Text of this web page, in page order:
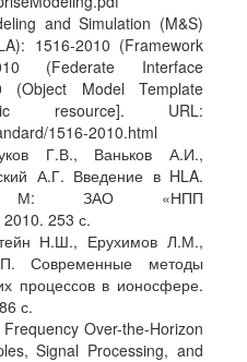
and Simulation (M&S)
1516-2010 (Framework
(Federate Interface
(Object Model Template
resource]. URL:
1516-2010.html
Г.В., Ваньков А.И.,
А.Г. Введение в HLA.
М: ЗАО «НПП
253 с.
Н.Ш., Ерухимов Л.М.,
Современные методы
процессов в ионосфере.
с.
Over-the-Horizon
Signal Processing, and